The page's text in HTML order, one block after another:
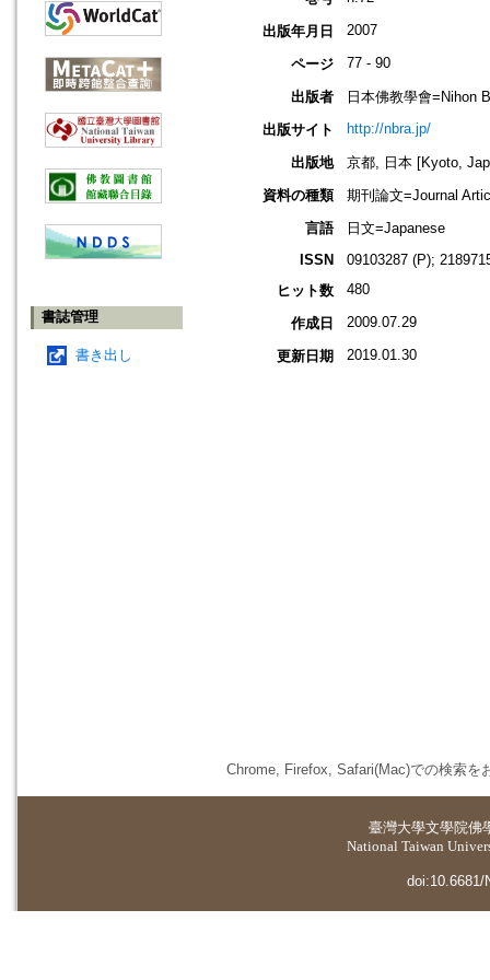
書誌管理
書き出し
出版年月日 2007
ページ 77 - 90
出版者
日本佛教學會=Nihon
出版サイト
http://nbra.jp/
出版地
京都, 日本 [Kyoto,
資料の種類
期刊論文=Journal
言語
日文=Japanese
ISSN
09103287 (P);
ヒット数
480
作成日 2009.07.29
更新日期 2019.01.30
Chrome, Firefox, Safari(Mac)での検索を
臺灣大學文學院佛
National Taiwan
doi:10.6681/